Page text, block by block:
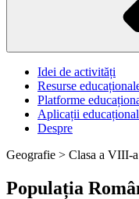
Idei de activități
Resurse
Platforme
Aplicații
Despre
Geografie > Clasa a VIII-
Populația